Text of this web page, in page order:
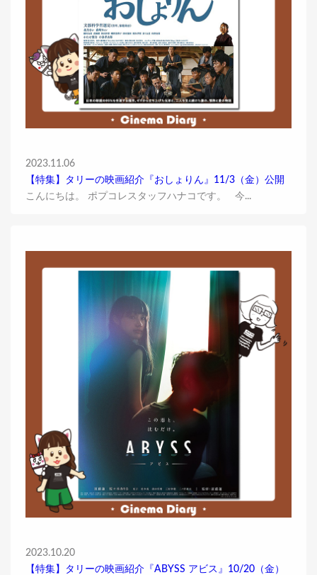
2023.11.06
【特集】タリーの映画紹介『おしょりん』11/3（金）公開
こんにちは。 ポプコレスタッフハナコです。 今...
2023.10.20
【特集】タリーの映画紹介『ABYSS アビス』10/20（金）